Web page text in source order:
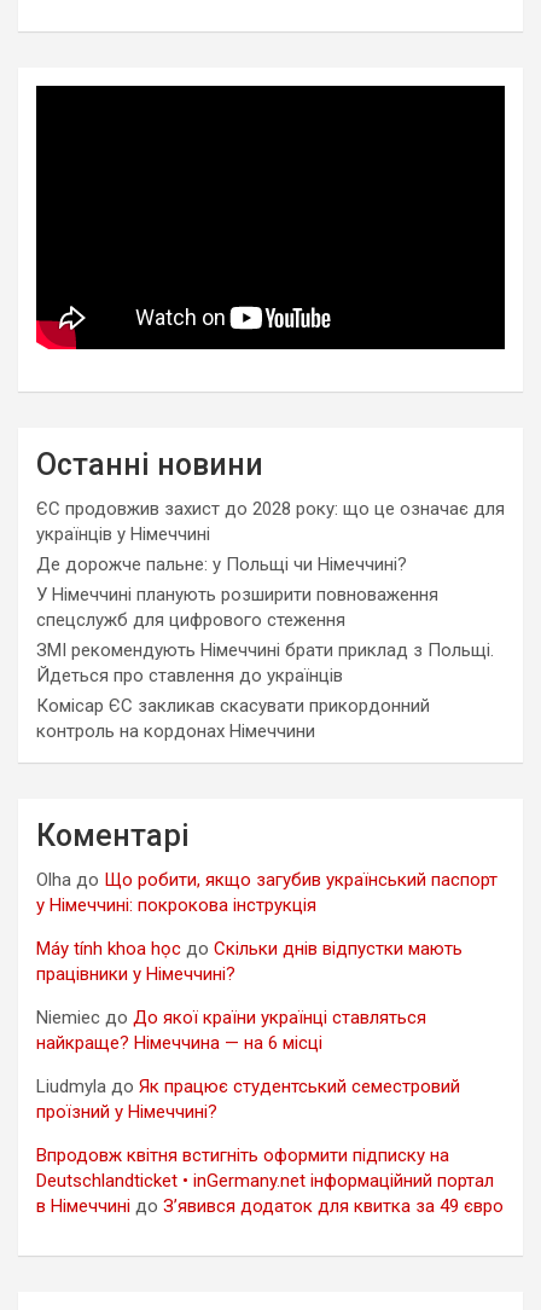
Останні новини
ЄС продовжив захист до 2028 року: що це означає для
українців у Німеччині
Де дорожче пальне: у Польщі чи Німеччині?
У Німеччині планують розширити повноваження
спецслужб для цифрового стеження
ЗМІ рекомендують Німеччині брати приклад з Польщі.
Йдеться про ставлення до українців
Комісар ЄС закликав скасувати прикордонний
контроль на кордонах Німеччини
Коментарі
Olha до Що робити, якщо загубив український паспорт
у Німеччині: покрокова інструкція
Máy tính khoa học до Скільки днів відпустки мають
працівники у Німеччині?
Niemiec до До якої країни українці ставляться
найкраще? Німеччина — на 6 місці
Liudmyla до Як працює студентський семестровий
проїзний у Німеччині?
Впродовж квітня встигніть оформити підписку на
Deutschlandticket • inGermany.net інформаційний портал
в Німеччині до З’явився додаток для квитка за 49 євро